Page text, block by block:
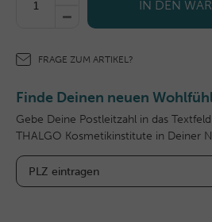
IN DEN
FRAGE ZUM ARTIKEL?
Finde Deinen neuen
Gebe Deine Postleitzahl in das
THALGO Kosmetikinstitute in Deiner